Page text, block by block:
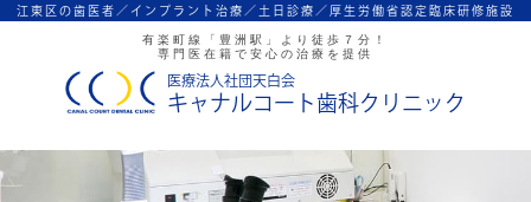
江東区の歯医者／インプラント治療／ 土日診療／厚生労働省認定臨床研修施設
有楽町線「豊洲駅」より徒歩７分！
専門医在籍で安心の治療を提供
医療法人社団天白会
キャナルコート歯科クリニック